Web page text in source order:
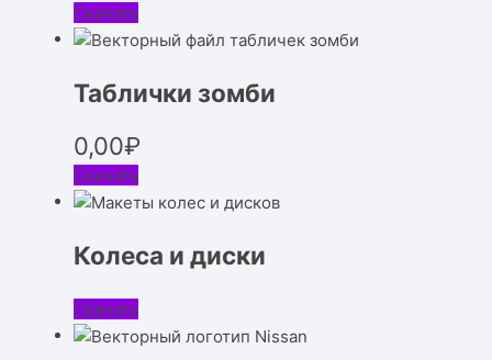
Скачать
Таблички зомби
0,00₽
Скачать
Колеса и диски
Скачать